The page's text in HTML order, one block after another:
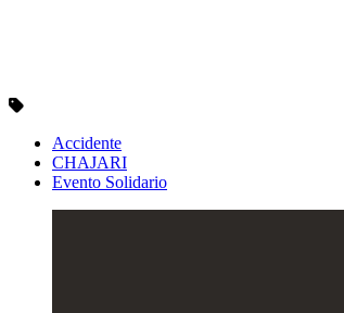
Accidente
CHAJARI
Evento Solidario